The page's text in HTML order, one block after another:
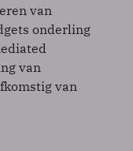
van
onderling
van
van